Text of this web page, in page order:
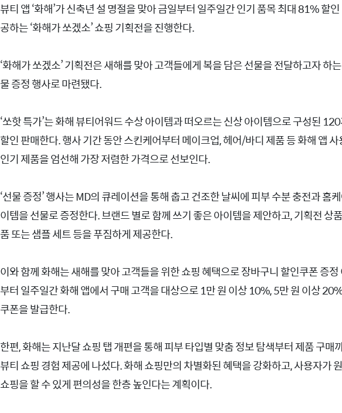
뷰티 앱 ‘화해’가 신축년 설 명절을 맞아 금일부터 일주일간 인기 품목 최대 81% 할
공하는 ‘화해가 쏘겠소’ 쇼핑 기획전을 진행한다.
‘화해가 쏘겠소’ 기획전은 새해를 맞아 고객들에게 복을 담은 선물을 전달하고자
물 증정 행사로 마련됐다.
‘쏘핫 특가’는 화해 뷰티어워드 수상 아이템과 떠오르는 신상 아이템으로 구성된
할인 판매한다. 행사 기간 동안 스킨케어부터 메이크업, 헤어/바디 제품 등 화해 앱
인기 제품을 엄선해 가장 저렴한 가격으로 선보인다.
‘선물 증정’ 행사는 MD의 큐레이션을 통해 춥고 건조한 날씨에 피부 수분 충전과 홈
이템을 선물로 증정한다. 브랜드 별로 함께 쓰기 좋은 아이템을 제안하고, 기획전 상
품 또는 샘플 세트 등을 푸짐하게 제공한다.
이와 함께 화해는 새해를 맞아 고객들을 위한 쇼핑 혜택으로 장바구니 할인쿠폰 증
부터 일주일간 화해 앱에서 구매 고객을 대상으로 1만 원 이상 10%, 5만 원 이상
쿠폰을 발급한다.
한편, 화해는 지난달 쇼핑 탭 개편을 통해 피부 타입별 맞춤 정보 탐색부터 제품 구매
뷰티 쇼핑 경험 제공에 나섰다. 화해 쇼핑만의 차별화된 혜택을 강화하고, 사용자가
쇼핑을 할 수 있게 편의성을 한층 높인다는 계획이다.